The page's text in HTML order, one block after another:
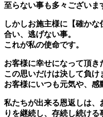
至らない事も多々ございま
しかしお施主様に【確か
合い、逃げない事。
これが私の使命です。
お客様に幸せになって頂き
この思いだけは決して負け
お客様にいつも元気や、感
私たちが出来る恩返しは、
りを継続し、存続し続ける